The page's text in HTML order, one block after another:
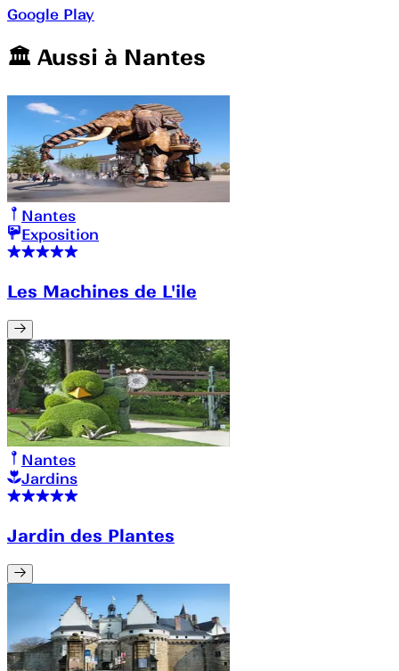
Google Play
🏛️️ Aussi à Nantes
Nantes
Exposition
Les Machines de L'ile
Nantes
Jardins
Jardin des Plantes